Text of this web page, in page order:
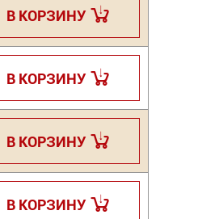
В КОРЗИНУ
В КОРЗИНУ
В КОРЗИНУ
В КОРЗИНУ